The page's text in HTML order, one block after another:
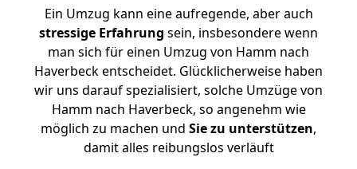
Ein Umzug kann eine aufregende, aber auch
stressige Erfahrung sein, insbesondere wenn
man sich für einen Umzug von Hamm nach
Haverbeck entscheidet. Glücklicherweise haben
wir uns darauf spezialisiert, solche Umzüge von
Hamm nach Haverbeck, so angenehm wie
möglich zu machen und Sie zu unterstützen,
damit alles reibungslos verläuft